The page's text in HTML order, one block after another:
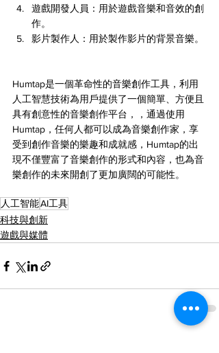
遊戲開發人員：用於遊戲音樂和音效的創
作。
影片製作人：用於製作影片的背景音樂。
Humtap是一個革命性的音樂創作工具，利用
人工智慧技術為用戶提供了一個簡單、方便且
具有創意性的音樂創作平台，，通過使用
Humtap，任何人都可以成為音樂創作家，享
受到創作音樂的樂趣和成就感，Humtap的出
現不僅豐富了音樂創作的形式和內容，也為音
樂創作的未來開創了更加廣闊的可能性。
人工智能AI工具
科技與創新
遊戲與媒體